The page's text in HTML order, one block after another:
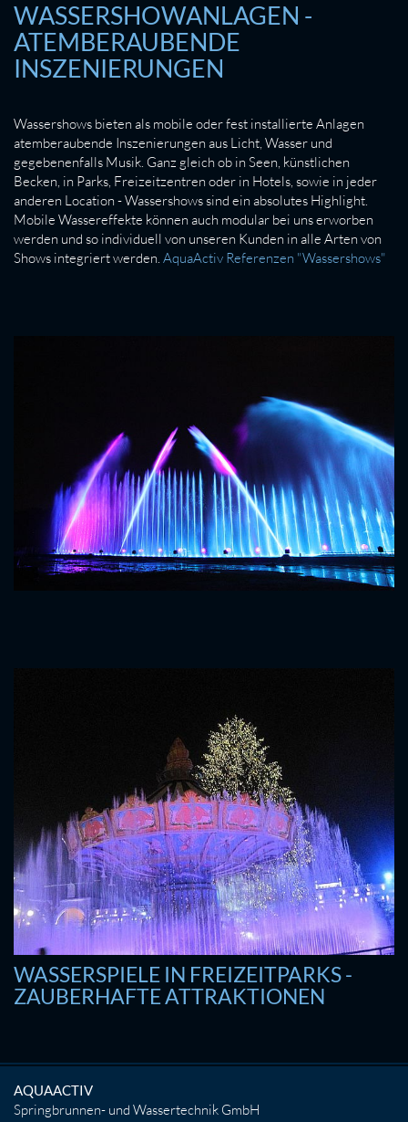
WASSERSHOWANLAGEN -
ATEMBERAUBENDE
INSZENIERUNGEN
Wassershows bieten als mobile oder fest installierte Anlagen
atemberaubende Inszenierungen aus Licht, Wasser und
gegebenenfalls Musik. Ganz gleich ob in Seen, künstlichen
Becken, in Parks, Freizeitzentren oder in Hotels, sowie in jeder
anderen Location - Wassershows sind ein absolutes Highlight.
Mobile Wassereffekte können auch modular bei uns erworben
werden und so individuell von unseren Kunden in alle Arten von
Shows integriert werden. AquaActiv Referenzen "Wassershows"
WASSERSPIELE IN FREIZEITPARKS -
ZAUBERHAFTE ATTRAKTIONEN
AQUAACTIV
Springbrunnen- und Wassertechnik GmbH